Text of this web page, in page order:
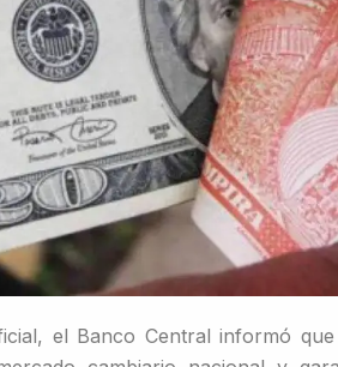
el Banco Central informó